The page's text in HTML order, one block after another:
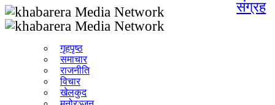
गृहपृष्ठ
समाचार
राजनीति
विचार
खेलकुद
संग्रह